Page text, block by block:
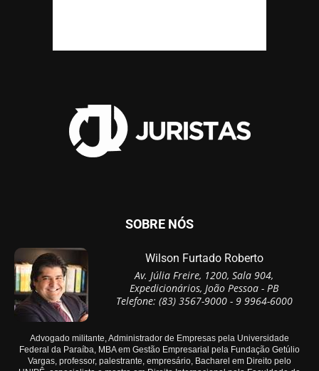
SOBRE NÓS
Wilson Furtado Roberto
Av. Júlia Freire, 1200, Sala 904,
Expedicionários, João Pessoa - PB
Telefone: (83) 3567-9000 - 9 9964-6000
Advogado militante, Administrador de Empresas pela Universidade
Federal da Paraíba, MBA em Gestão Empresarial pela Fundação Getúlio
Vargas, professor, palestrante, empresário, Bacharel em Direito pelo